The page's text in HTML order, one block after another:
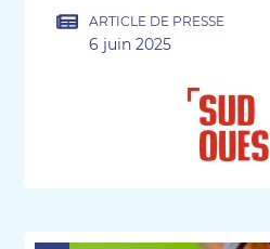
ARTICLE DE PRESSE
6 juin 2025